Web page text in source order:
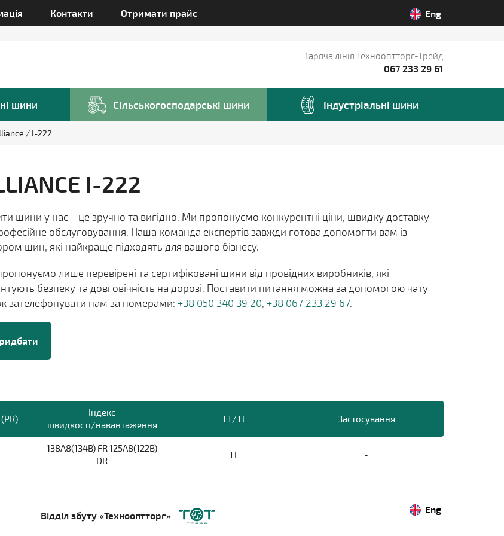
Контакти Отримати прайс
Eng
Гаряча лінія Технооптторг-Трейд
067 233 29 61
шини Сільськогосподарські шини Iндустріальні шини
I-222
I-222
шини у нас – це зручно та вигідно. Ми пропонуємо конкурентні ціни, швидку доставку
обслуговування. Наша команда експертів завжди готова допомогти вам із
шин, які найкраще підходять для вашого бізнесу.
лише перевірені та сертифіковані шини від провідних виробників, які
безпеку та довговічність на дорозі. Поставити питання можна за допомогою чату
зателефонувати нам за номерами: +38 050 340 39 20, +38 067 233 29 67.
Індекс
швидкості/навантаження
TT/TL Застосування
138A8(134B) FR 125A8(122B)
DR
TL -
Відділ збуту «Технооптторг»
Eng